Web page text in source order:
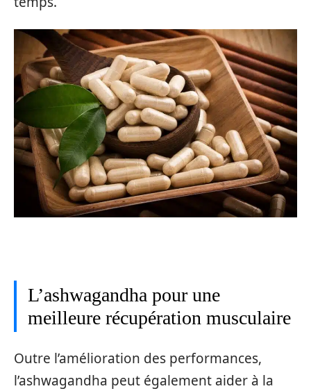
L’ashwagandha pour une
meilleure récupération musculaire
Outre l’amélioration des performances,
l’ashwagandha peut également aider à la